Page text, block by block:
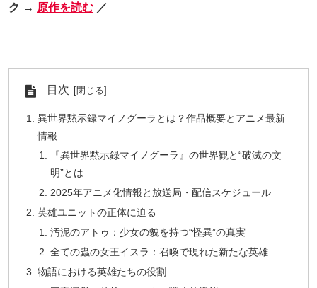
ク → 原作を読む ／
目次
異世界黙示録マイノグーラとは？作品概要とアニメ最新
情報
『異世界黙示録マイノグーラ』の世界観と“破滅の文
明”とは
2025年アニメ化情報と放送局・配信スケジュール
英雄ユニットの正体に迫る
汚泥のアトゥ：少女の貌を持つ“怪異”の真実
全ての蟲の女王イスラ：召喚で現れた新たな英雄
物語における英雄たちの役割